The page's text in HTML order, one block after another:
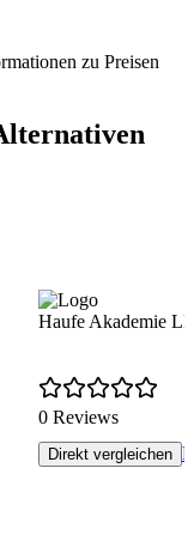
zu Preisen
Haufe Akademie
0 Reviews
Direkt vergleichen